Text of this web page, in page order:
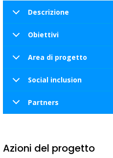
Descrizione
Obiettivi
Area di progetto
Social inclusion
Partners
Azioni del progetto